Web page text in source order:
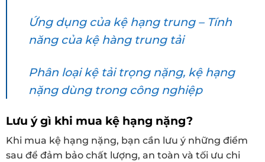
Ứng dụng của kệ hạng trung – Tính
năng của kệ hàng trung tải
Phân loại kệ tải trọng nặng, kệ hạng
nặng dùng trong công nghiệp
Lưu ý gì khi mua kệ hạng nặng?
Khi mua kệ hạng nặng, bạn cần lưu ý những điểm
sau để đảm bảo chất lượng, an toàn và tối ưu chi